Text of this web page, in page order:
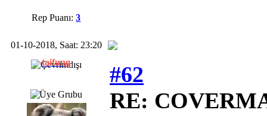
Rep Puanı:3
01-10-2018, Saat: 23:20
taifung
#62
RE: